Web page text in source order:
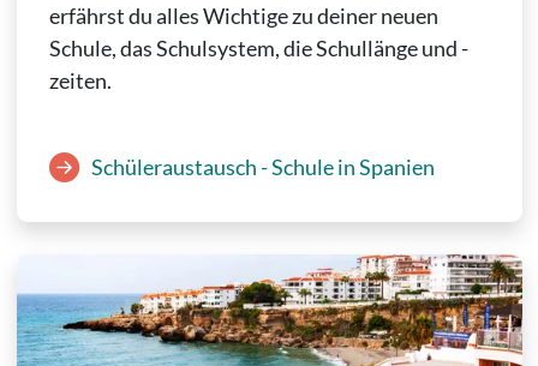
erfährst du alles Wichtige zu deiner neuen
Schule, das Schulsystem, die Schullänge und -
zeiten.
Schüleraustausch - Schule in Spanien